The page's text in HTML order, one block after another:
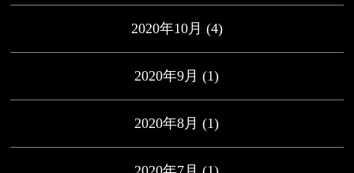
2020年10月 (4)
2020年9月 (1)
2020年8月 (1)